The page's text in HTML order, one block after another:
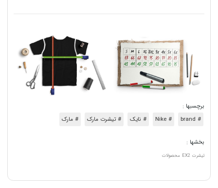
برچسبها :
# brand
# Nike # نایک # تیشرت مارک # مارک
بخشها :
تیشرت EX2 محصولات